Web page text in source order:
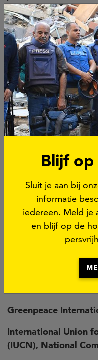
Nederland moet
nemen door
beschermingen
Europa te
richtlijn te steunen.
wet- en regelgeving
SLAPP's is niet
van intimidatie te
reputatie van
vrijheid van
wereldwijd hoog te
Ondertekend
Article 19
European Centre for
European
Greenpeace
International Union
(IUCN), National
Blijf
Sluit je aan bij
informatie
iedereen. Meld je
en blijf op de